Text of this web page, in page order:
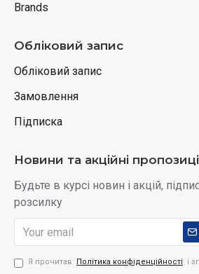
Brands
Обліковий запис
Обліковий запис
Замовлення
Підписка
Новини та акційні
Будьте в курсі новин і акцій,
розсилку
Я прочитав Політика конфіденційності і